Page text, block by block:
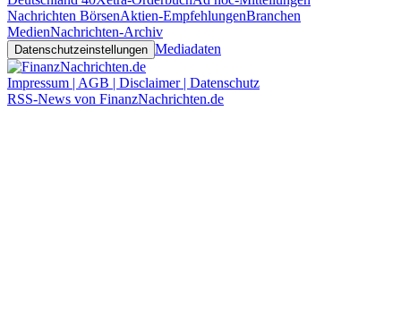
Nachrichten BörsenAktien-EmpfehlungenBranchen
MedienNachrichten-Archiv
Datenschutzeinstellungen Mediadaten
Impressum | AGB | Disclaimer | Datenschutz
RSS-News von FinanzNachrichten.de